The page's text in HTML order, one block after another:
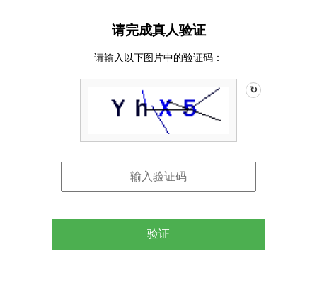
请完成真人验证
请输入以下图片中的验证码：
↻
验证